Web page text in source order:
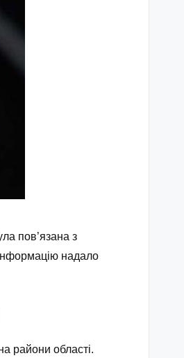
пов’язана з
надало
райони області.